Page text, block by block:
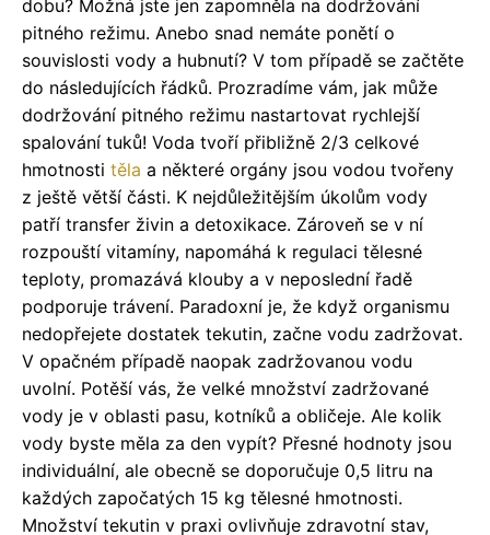
dobu? Možná jste jen zapomněla na dodržování
pitného režimu. Anebo snad nemáte ponětí o
souvislosti vody a hubnutí? V tom případě se začtěte
do následujících řádků. Prozradíme vám, jak může
dodržování pitného režimu nastartovat rychlejší
spalování tuků! Voda tvoří přibližně 2/3 celkové
hmotnosti těla a některé orgány jsou vodou tvořeny
z ještě větší části. K nejdůležitějším úkolům vody
patří transfer živin a detoxikace. Zároveň se v ní
rozpouští vitamíny, napomáhá k regulaci tělesné
teploty, promazává klouby a v neposlední řadě
podporuje trávení. Paradoxní je, že když organismu
nedopřejete dostatek tekutin, začne vodu zadržovat.
V opačném případě naopak zadržovanou vodu
uvolní. Potěší vás, že velké množství zadržované
vody je v oblasti pasu, kotníků a obličeje. Ale kolik
vody byste měla za den vypít? Přesné hodnoty jsou
individuální, ale obecně se doporučuje 0,5 litru na
každých započatých 15 kg tělesné hmotnosti.
Množství tekutin v praxi ovlivňuje zdravotní stav,